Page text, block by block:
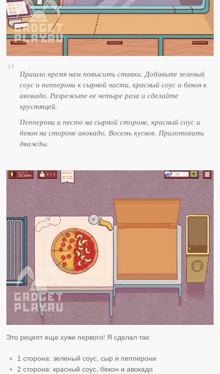
Пришло время нам повысить ставки. Добавьте зеленый
соус и пепперони к сырной части, красный соус и бекон к
авокадо. Разрежьте ее четыре раза и сделайте
хрустящей.
Пепперони и песто на сырной стороне, красный соус и
бекон на стороне авокадо. Восемь кусков. Приготовить
дважды.
Это рецепт еще хуже первого! Я сделал так:
1 сторона: зеленый соус, сыр и пепперони
2 сторона: красный соус, бекон и авокадо